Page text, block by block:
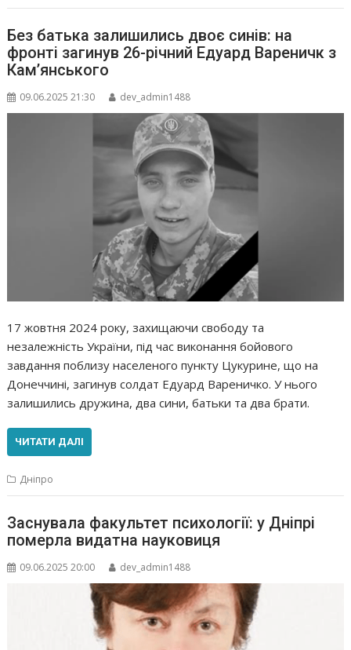
Без батька залишились двоє синів: на
фронті загинув 26-річний Едуард Вареничк з
Камʼянського
09.06.2025 21:30 dev_admin1488
17 жовтня 2024 року, захищаючи свободу та
незалежність України, під час виконання бойового
завдання поблизу населеного пункту Цукурине, що на
Донеччині, загинув солдат Едуард Вареничко. У нього
залишились дружина, два сини, батьки та два брати.
ЧИТАТИ ДАЛІ
Дніпро
Заснувала факультет психології: у Дніпрі
померла видатна науковиця
09.06.2025 20:00 dev_admin1488